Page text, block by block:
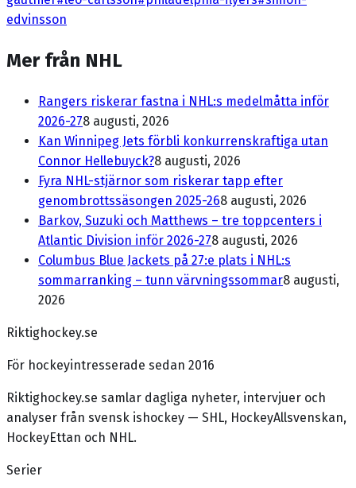
edvinsson
Mer från NHL
Rangers riskerar fastna i NHL:s medelmåtta inför
2026-278 augusti, 2026
Kan Winnipeg Jets förbli konkurrenskraftiga utan
Connor Hellebuyck?8 augusti, 2026
Fyra NHL-stjärnor som riskerar tapp efter
genombrottssäsongen 2025-268 augusti, 2026
Barkov, Suzuki och Matthews – tre toppcenters i
Atlantic Division inför 2026-278 augusti, 2026
Columbus Blue Jackets på 27:e plats i NHL:s
sommarranking – tunn värvningssommar8 augusti,
2026
Riktighockey.se
För hockeyintresserade sedan 2016
Riktighockey.se samlar dagliga nyheter, intervjuer och
analyser från svensk ishockey — SHL, HockeyAllsvenskan,
HockeyEttan och NHL.
Serier